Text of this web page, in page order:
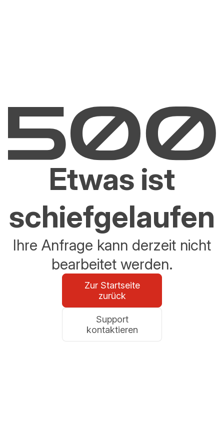
Etwas ist
schiefgelaufen
Ihre Anfrage kann derzeit nicht
bearbeitet werden.
Zur Startseite
zurück
Support
kontaktieren